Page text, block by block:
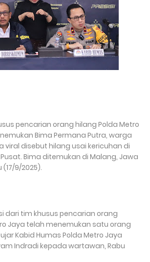
pencarian orang hilang Polda Metro
Bima Permana Putra, warga
viral disebut hilang usai kericuhan di
Bima ditemukan di Malang, Jawa
9/2025).
dari tim khusus pencarian orang
Jaya telah menemukan satu orang
Kabid Humas Polda Metro Jaya
Indradi kepada wartawan, Rabu